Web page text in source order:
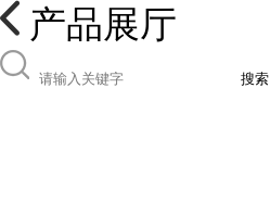
产品展厅
搜索